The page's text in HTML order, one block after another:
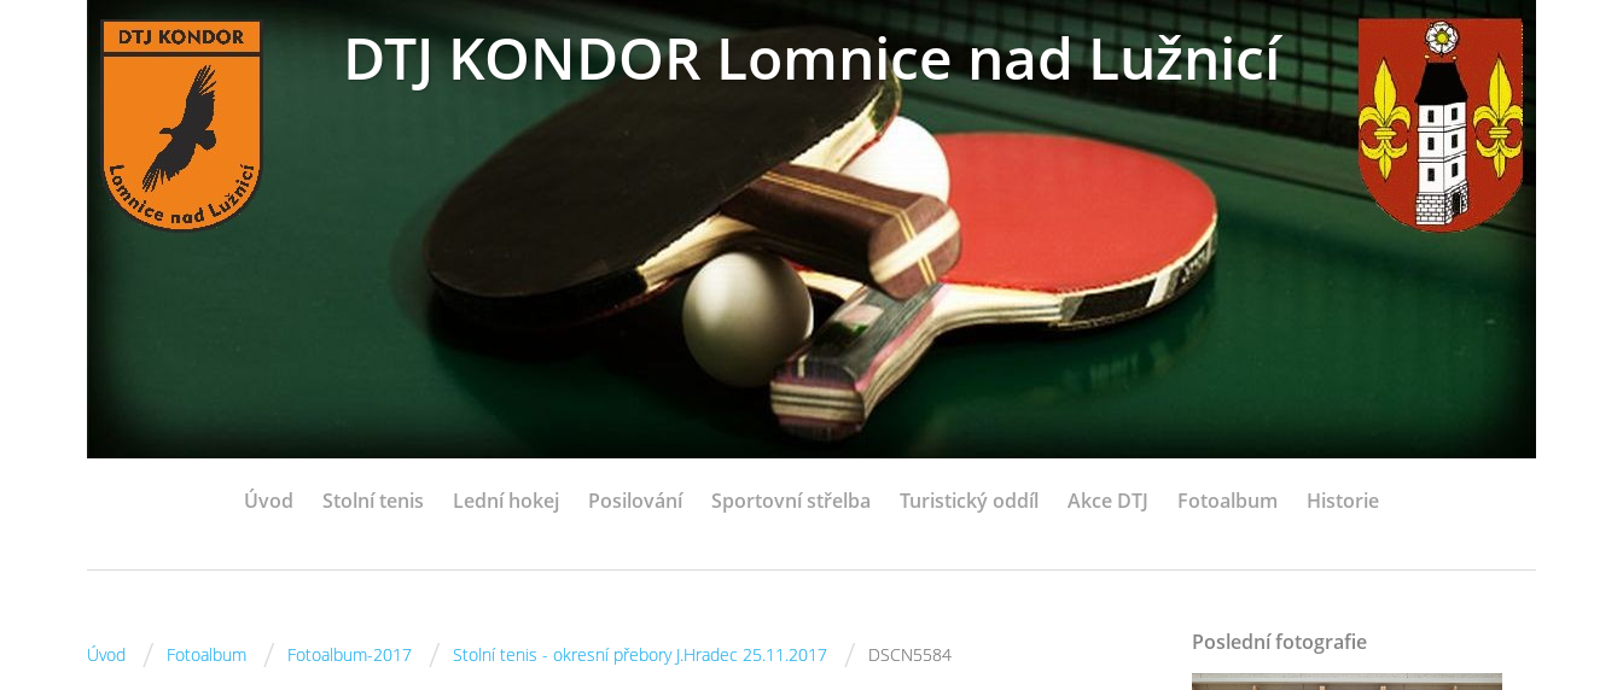
DTJ KONDOR Lomnice nad Lužnicí
Úvod Stolní tenis Lední hokej Posilování Sportovní střelba Turistický oddíl Akce DTJ Fotoalbum Historie
Úvod / Fotoalbum / Fotoalbum-2017 / Stolní tenis - okresní přebory J.Hradec 25.11.2017 / DSCN5584 Poslední fotografie